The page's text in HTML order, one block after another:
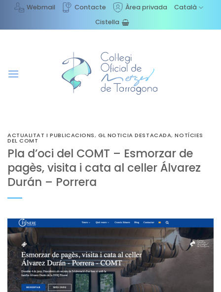
content
Webmail Contacte Àrea privada
Català
Cistella
ACTUALITAT I PUBLICACIONS,GL NOTICIA DESTACADA,NOTÍCIES
DEL COMT
Pla d’oci del COMT – Esmorzar de
pagès, visita i cata al celler Álvarez
Durán – Porrera